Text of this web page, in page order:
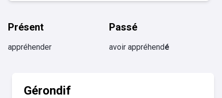
Présent
appréhender
Passé
avoir appréhendé
Gérondif